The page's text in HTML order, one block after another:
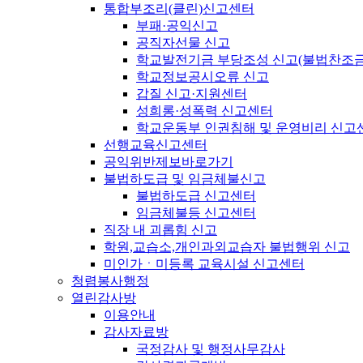
통합부조리(클린)신고센터
부패·공익신고
공직자선물 신고
학교발전기금 부당조성 신고(불법찬조
학교정보공시오류 신고
갑질 신고·지원센터
성희롱·성폭력 신고센터
학교운동부 인권침해 및 운영비리 신고
선행교육신고센터
공익위반제보바로가기
불법하도급 및 임금체불신고
불법하도급 신고센터
임금체불등 신고센터
직장 내 괴롭힘 신고
학원,교습소,개인과외교습자 불법행위 신고
미인가ㆍ미등록 교육시설 신고센터
청렴봉사행정
열린감사방
이용안내
감사자료방
국정감사 및 행정사무감사